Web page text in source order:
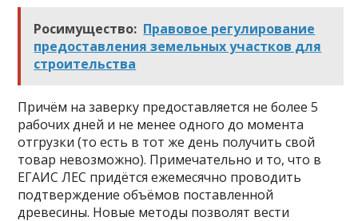
Росимущество: Правовое регулирование
предоставления земельных участков для
строительства
Причём на заверку предоставляется не более 5
рабочих дней и не менее одного до момента
отгрузки (то есть в тот же день получить свой
товар невозможно). Примечательно и то, что в
ЕГАИС ЛЕС придётся ежемесячно проводить
подтверждение объёмов поставленной
древесины. Новые методы позволят вести